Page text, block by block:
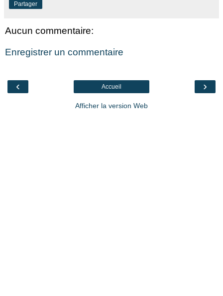
Partager
Aucun commentaire:
Enregistrer un commentaire
‹ ›
Accueil
Afficher la version Web